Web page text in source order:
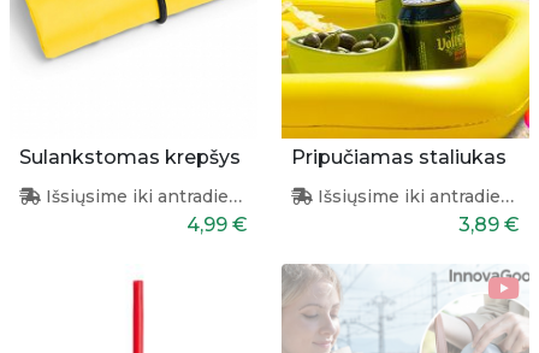
Sulankstomas krepšys
Išsiųsime iki antradienio
4,99 €
Pripučiamas staliukas
Išsiųsime iki antradienio
3,89 €